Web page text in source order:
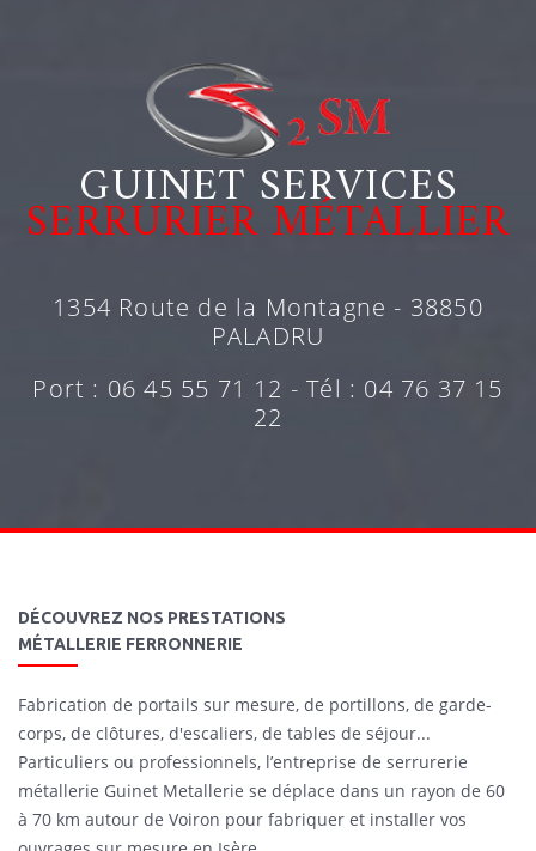
GUINET SERVICES
SERRURIER MÉTALLIER
1354 Route de la Montagne - 38850
PALADRU
Port : 06 45 55 71 12 - Tél : 04 76 37 15
22
DÉCOUVREZ NOS PRESTATIONS
MÉTALLERIE FERRONNERIE
Fabrication de portails sur mesure, de portillons, de garde-
corps, de clôtures, d'escaliers, de tables de séjour...
Particuliers ou professionnels, l’entreprise de serrurerie
métallerie Guinet Metallerie se déplace dans un rayon de 60
à 70 km autour de Voiron pour fabriquer et installer vos